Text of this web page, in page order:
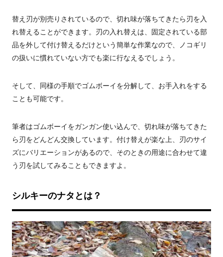
替え刃が別売りされているので、切れ味が落ちてきたら刃を入
れ替えることができます。刃の入れ替えは、固定されている部
品を外して付け替えるだけという簡単な作業なので、ノコギリ
の扱いに慣れていない方でも楽に行なえるでしょう。
そして、同様の手順でゴムボーイを分解して、お手入れをする
ことも可能です。
筆者はゴムボーイをガンガン使い込んで、切れ味が落ちてきた
ら刃をどんどん交換しています。付け替えが楽な上、刃のサイ
ズにバリエーションがあるので、そのときの用途に合わせて違
う刃を試してみることもできますよ。
シルキーのナタとは？